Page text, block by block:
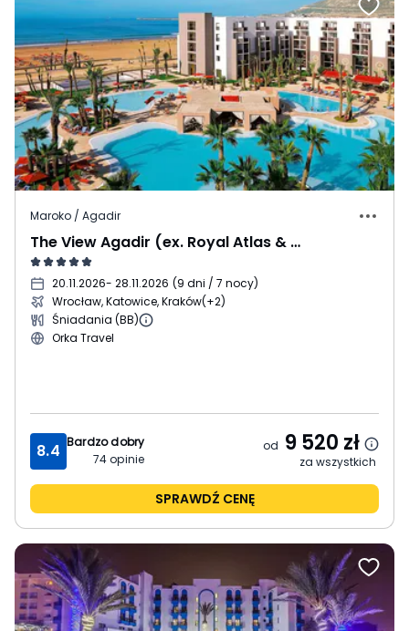
Maroko / Agadir
The View Agadir (ex. Royal Atlas & Spa)
20.11.2026- 28.11.2026 (9 dni / 7 nocy)
Wrocław, Katowice, Kraków(+2)
Śniadania (BB)
Orka Travel
8.4 Bardzo dobry
74opinie
od 9 520 zł
za wszystkich
SPRAWDŹ CENĘ